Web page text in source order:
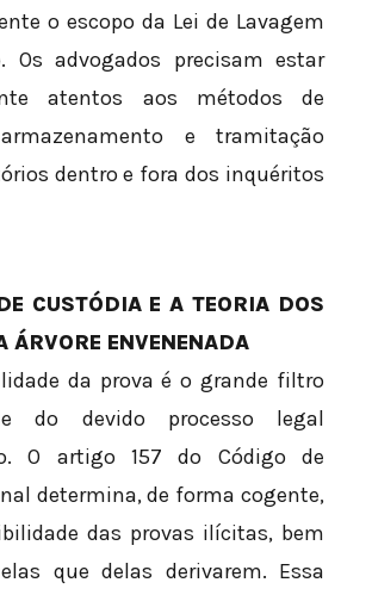
o escopo da Lei de Lavagem
Os advogados precisam estar
atentos aos métodos de
e tramitação
dentro e fora dos inquéritos
CUSTÓDIA E A TEORIA DOS
ÁRVORE ENVENENADA
da prova é o grande filtro
do devido processo legal
O artigo 157 do Código de
determina, de forma cogente,
das provas ilícitas, bem
que delas derivarem. Essa